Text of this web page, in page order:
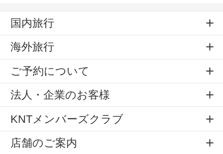
国内旅行
海外旅行
ご予約について
法人・企業のお客様
KNTメンバーズクラブ
店舗のご案内